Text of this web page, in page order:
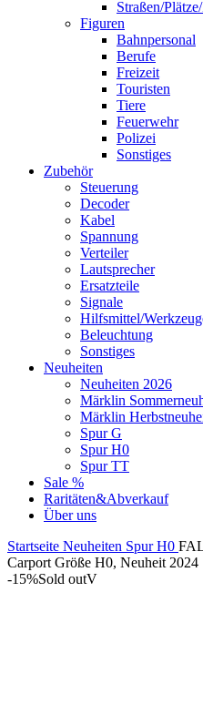
Straßen/
Figuren
Bahnpersonal
Berufe
Freizeit
Touristen
Tiere
Feuerwehr
Polizei
Sonstiges
Zubehör
Steuerung
Decoder
Kabel
Spannung
Verteiler
Lautsprecher
Ersatzteile
Signale
Hilfsmittel/
Beleuchtung
Sonstiges
Neuheiten
Neuheiten 2026
Märklin
Märklin
Spur G
Spur H0
Spur TT
Sale %
Raritäten&Abverkauf
Über uns
Startseite Neuheiten Spur H0
Carport Größe H0, Neuheit 2024
-15%Sold outV